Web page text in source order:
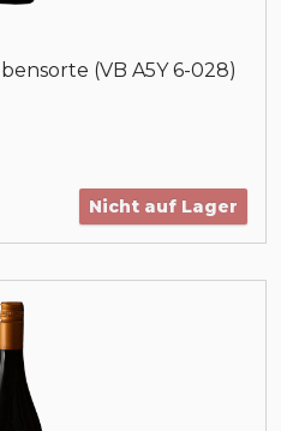
(VB A5Y 6-028)
Nicht auf Lager